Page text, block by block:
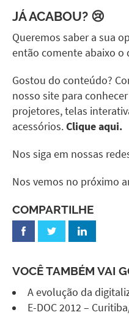
JÁ ACABOU? 😢
Queremos saber a sua
então comente abaixo o
Gostou do conteúdo?
nosso site para
projetores, telas
acessórios.Clique aqui.
Nos siga em nossas
Nos vemos no próximo
COMPARTILHE
VOCÊ TAMBÉM VAI
A evolução da
E-DOC 2012 –